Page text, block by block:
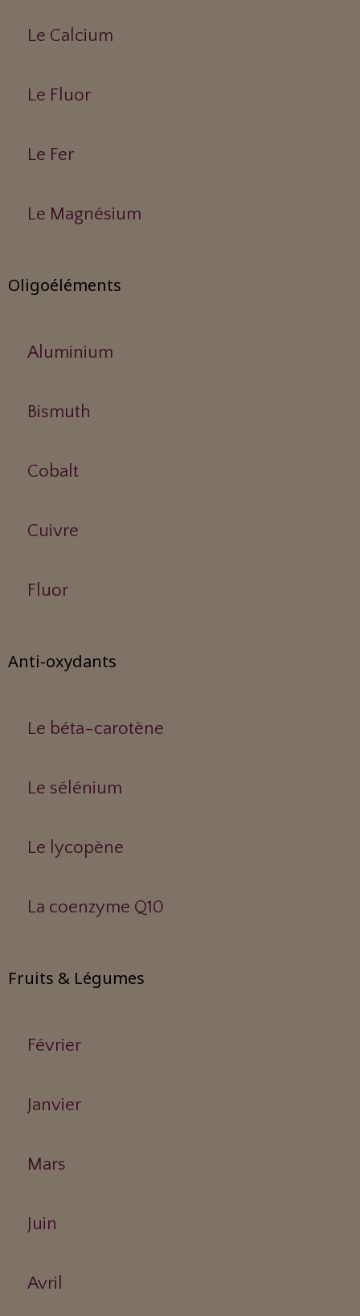
Le Calcium
Le Fluor
Le Fer
Le Magnésium
Oligoéléments
Aluminium
Bismuth
Cobalt
Cuivre
Fluor
Anti-oxydants
Le béta-carotène
Le sélénium
Le lycopène
La coenzyme Q10
Fruits & Légumes
Février
Janvier
Mars
Juin
Avril